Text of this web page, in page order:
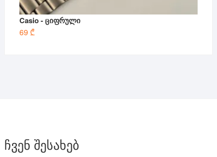
Casio - ციფრული
69 ₾
ჩვენ შესახებ